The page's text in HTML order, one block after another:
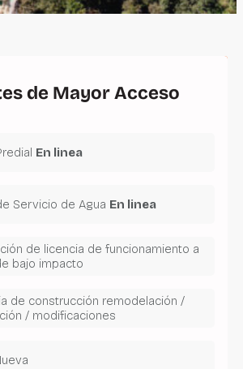
de Mayor Acceso
En linea
Servicio de Agua En linea
de licencia de funcionamiento a
bajo impacto
de construcción remodelación /
/ modificaciones